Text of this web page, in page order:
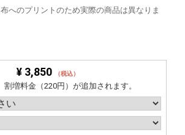
へのプリントのため実際の商品は異なりま
¥ 3,850 （税込）
増料金（220円）が追加されます。